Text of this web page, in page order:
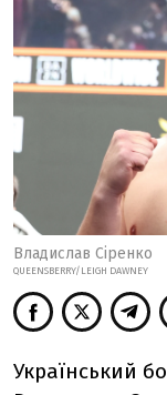
Владислав Сіренко
QUEENSBERRY/LEIGH DAWNEY
Український